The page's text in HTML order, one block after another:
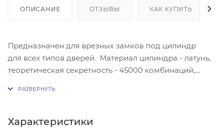
ОПИСАНИЕ ОТЗЫВЫ КАК КУПИТЬ
Предназначен для врезных замков под цилиндр
для всех типов дверей. Материал цилиндра - латунь,
теоретическая секретность - 45000 комбинаций,
замков 2018.
Характеристики